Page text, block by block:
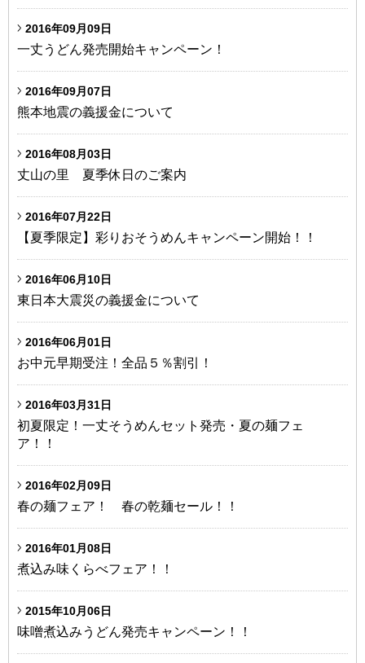
2016年09月09日
一丈うどん発売開始キャンペーン！
2016年09月07日
熊本地震の義援金について
2016年08月03日
丈山の里 夏季休日のご案内
2016年07月22日
【夏季限定】彩りおそうめんキャンペーン開始！！
2016年06月10日
東日本大震災の義援金について
2016年06月01日
お中元早期受注！全品５％割引！
2016年03月31日
初夏限定！一丈そうめんセット発売・夏の麺フェ
ア！！
2016年02月09日
春の麺フェア！ 春の乾麺セール！！
2016年01月08日
煮込み味くらべフェア！！
2015年10月06日
味噌煮込みうどん発売キャンペーン！！